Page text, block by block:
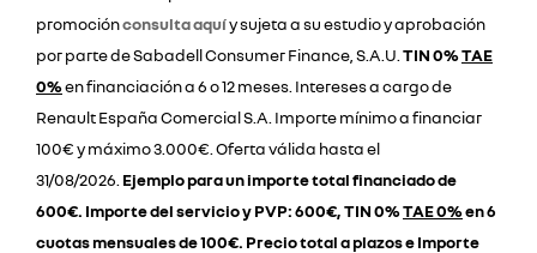
promociónconsulta aquíy sujeta a su estudio y aprobación
por parte de Sabadell Consumer Finance, S.A.U. TIN 0%TAE
0%en financiación a 6 o 12 meses. Intereses a cargo de
Renault España Comercial S.A. Importe mínimo a financiar
100€ y máximo 3.000€. Oferta válida hasta el
31/08/2026. Ejemplo para un importe total financiado de
600€. Importe del servicio y PVP: 600€, TIN 0%TAE 0%en 6
cuotas mensuales de 100€. Precio total a plazos e Importe